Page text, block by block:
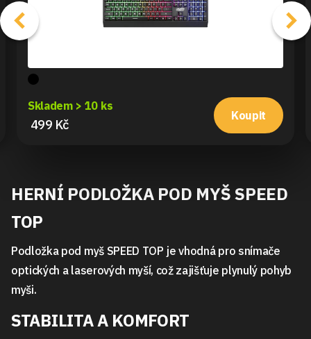
Skladem > 10 ks
499 Kč
Koupit
HERNÍ PODLOŽKA POD MYŠ SPEED
TOP
Podložka pod myš SPEED TOP je vhodná pro snímače
optických a laserových myší, což zajišťuje plynulý pohyb
myši.
STABILITA A KOMFORT